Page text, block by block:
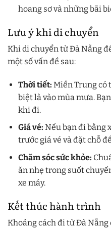
hoang sơ và những bãi
Lưu ý khi di chuyển
Khi di chuyển từ Đà Nẵng
một số vấn đề sau:
Thời tiết: Miền Trung có
biệt là vào mùa mưa.
khi đi.
Giá vé: Nếu bạn đi bằng
trước giá vé và đặt chỗ
Chăm sóc sức khỏe:
ăn nhẹ trong suốt
xe máy.
Kết thúc hành trình
Khoảng cách đi từ Đà